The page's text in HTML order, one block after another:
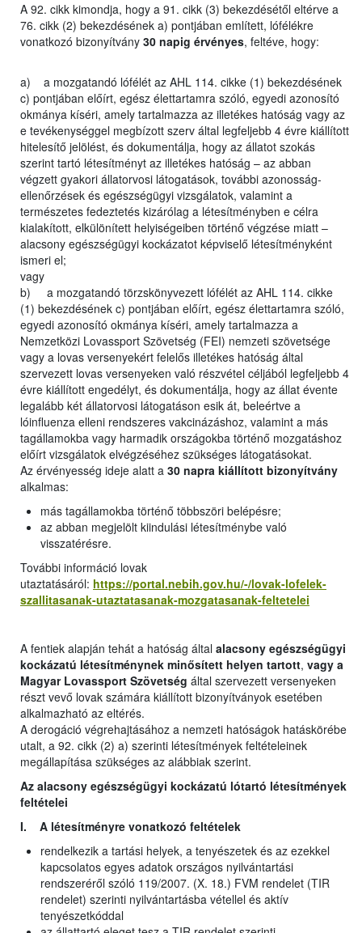
A 92. cikk kimondja, hogy a 91. cikk (3) bekezdésétől eltérve a
76. cikk (2) bekezdésének a) pontjában említett, lófélékre
vonatkozó bizonyítvány 30 napig érvényes, feltéve, hogy:
a) a mozgatandó lófélét az AHL 114. cikke (1) bekezdésének
c) pontjában előírt, egész élettartamra szóló, egyedi azonosító
okmánya kíséri, amely tartalmazza az illetékes hatóság vagy az
e tevékenységgel megbízott szerv által legfeljebb 4 évre kiállított
hitelesítő jelölést, és dokumentálja, hogy az állatot szokás
szerint tartó létesítményt az illetékes hatóság – az abban
végzett gyakori állatorvosi látogatások, további azonosság-
ellenőrzések és egészségügyi vizsgálatok, valamint a
természetes fedeztetés kizárólag a létesítményben e célra
kialakított, elkülönített helyiségeiben történő végzése miatt –
alacsony egészségügyi kockázatot képviselő létesítményként
ismeri el;
vagy
b) a mozgatandó törzskönyvezett lófélét az AHL 114. cikke
(1) bekezdésének c) pontjában előírt, egész élettartamra szóló,
egyedi azonosító okmánya kíséri, amely tartalmazza a
Nemzetközi Lovassport Szövetség (FEI) nemzeti szövetsége
vagy a lovas versenyekért felelős illetékes hatóság által
szervezett lovas versenyeken való részvétel céljából legfeljebb 4
évre kiállított engedélyt, és dokumentálja, hogy az állat évente
legalább két állatorvosi látogatáson esik át, beleértve a
lóinfluenza elleni rendszeres vakcinázáshoz, valamint a más
tagállamokba vagy harmadik országokba történő mozgatáshoz
előírt vizsgálatok elvégzéséhez szükséges látogatásokat.
Az érvényesség ideje alatt a 30 napra kiállított bizonyítvány
alkalmas:
más tagállamokba történő többszöri belépésre;
az abban megjelölt kiindulási létesítménybe való
visszatérésre.
További információ lovak
utaztatásáról: https://portal.nebih.gov.hu/-/lovak-lofelek-
szallitasanak-utaztatasanak-mozgatasanak-feltetelei
A fentiek alapján tehát a hatóság által alacsony egészségügyi
kockázatú létesítménynek minősített helyen tartott, vagy a
Magyar Lovassport Szövetség által szervezett versenyeken
részt vevő lovak számára kiállított bizonyítványok esetében
alkalmazható az eltérés.
A derogáció végrehajtásához a nemzeti hatóságok hatáskörébe
utalt, a 92. cikk (2) a) szerinti létesítmények feltételeinek
megállapítása szükséges az alábbiak szerint.
Az alacsony egészségügyi kockázatú lótartó létesítmények
feltételei
I. A létesítményre vonatkozó feltételek
rendelkezik a tartási helyek, a tenyészetek és az ezekkel
kapcsolatos egyes adatok országos nyilvántartási
rendszeréről szóló 119/2007. (X. 18.) FVM rendelet (TIR
rendelet) szerinti nyilvántartásba vétellel és aktív
tenyészetkóddal